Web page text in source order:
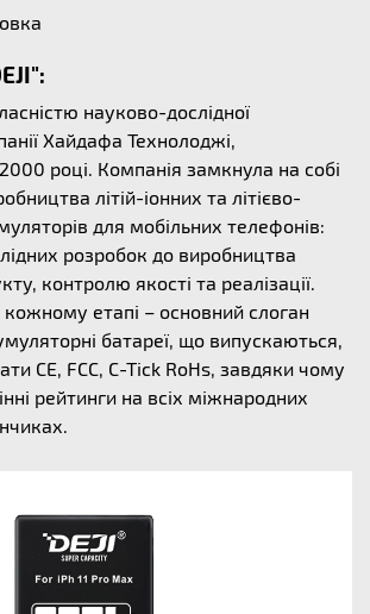
науково-дослідної
Хайдафа Технолоджі,
році. Компанія замкнула на собі
літій-іонних та літієво-
для мобільних телефонів:
розробок до виробництва
контролю якості та реалізації.
кожному етапі – основний слоган
батареї, що випускаються,
CE, FCC, C-Tick RoHs, завдяки чому
рейтинги на всіх міжнародних